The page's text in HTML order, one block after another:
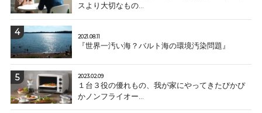
スより大切なもの...
2021.08.11
『世界一汚い海？バルト海の環境汚染問題』
2023.02.09
１台３役の優れもの、我が家にやってきたぴかぴ
かノンフライオー...